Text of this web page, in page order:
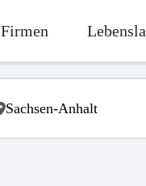
Firmen